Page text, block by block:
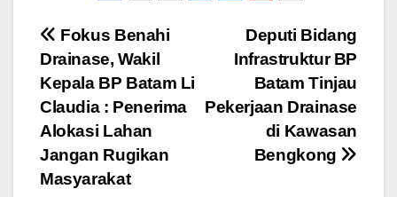
Navigasi
pos
Deputi Bidang
Infrastruktur BP
Batam Tinjau
Pekerjaan Drainase
di Kawasan
Bengkong
Fokus Benahi
Drainase, Wakil
Kepala BP Batam Li
Claudia : Penerima
Alokasi Lahan
Jangan Rugikan
Masyarakat